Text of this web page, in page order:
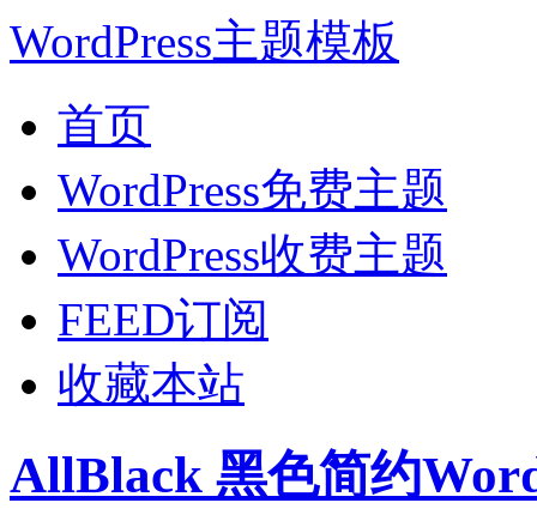
WordPress主题模板
首页
WordPress免费主题
WordPress收费主题
FEED订阅
收藏本站
AllBlack 黑色简约